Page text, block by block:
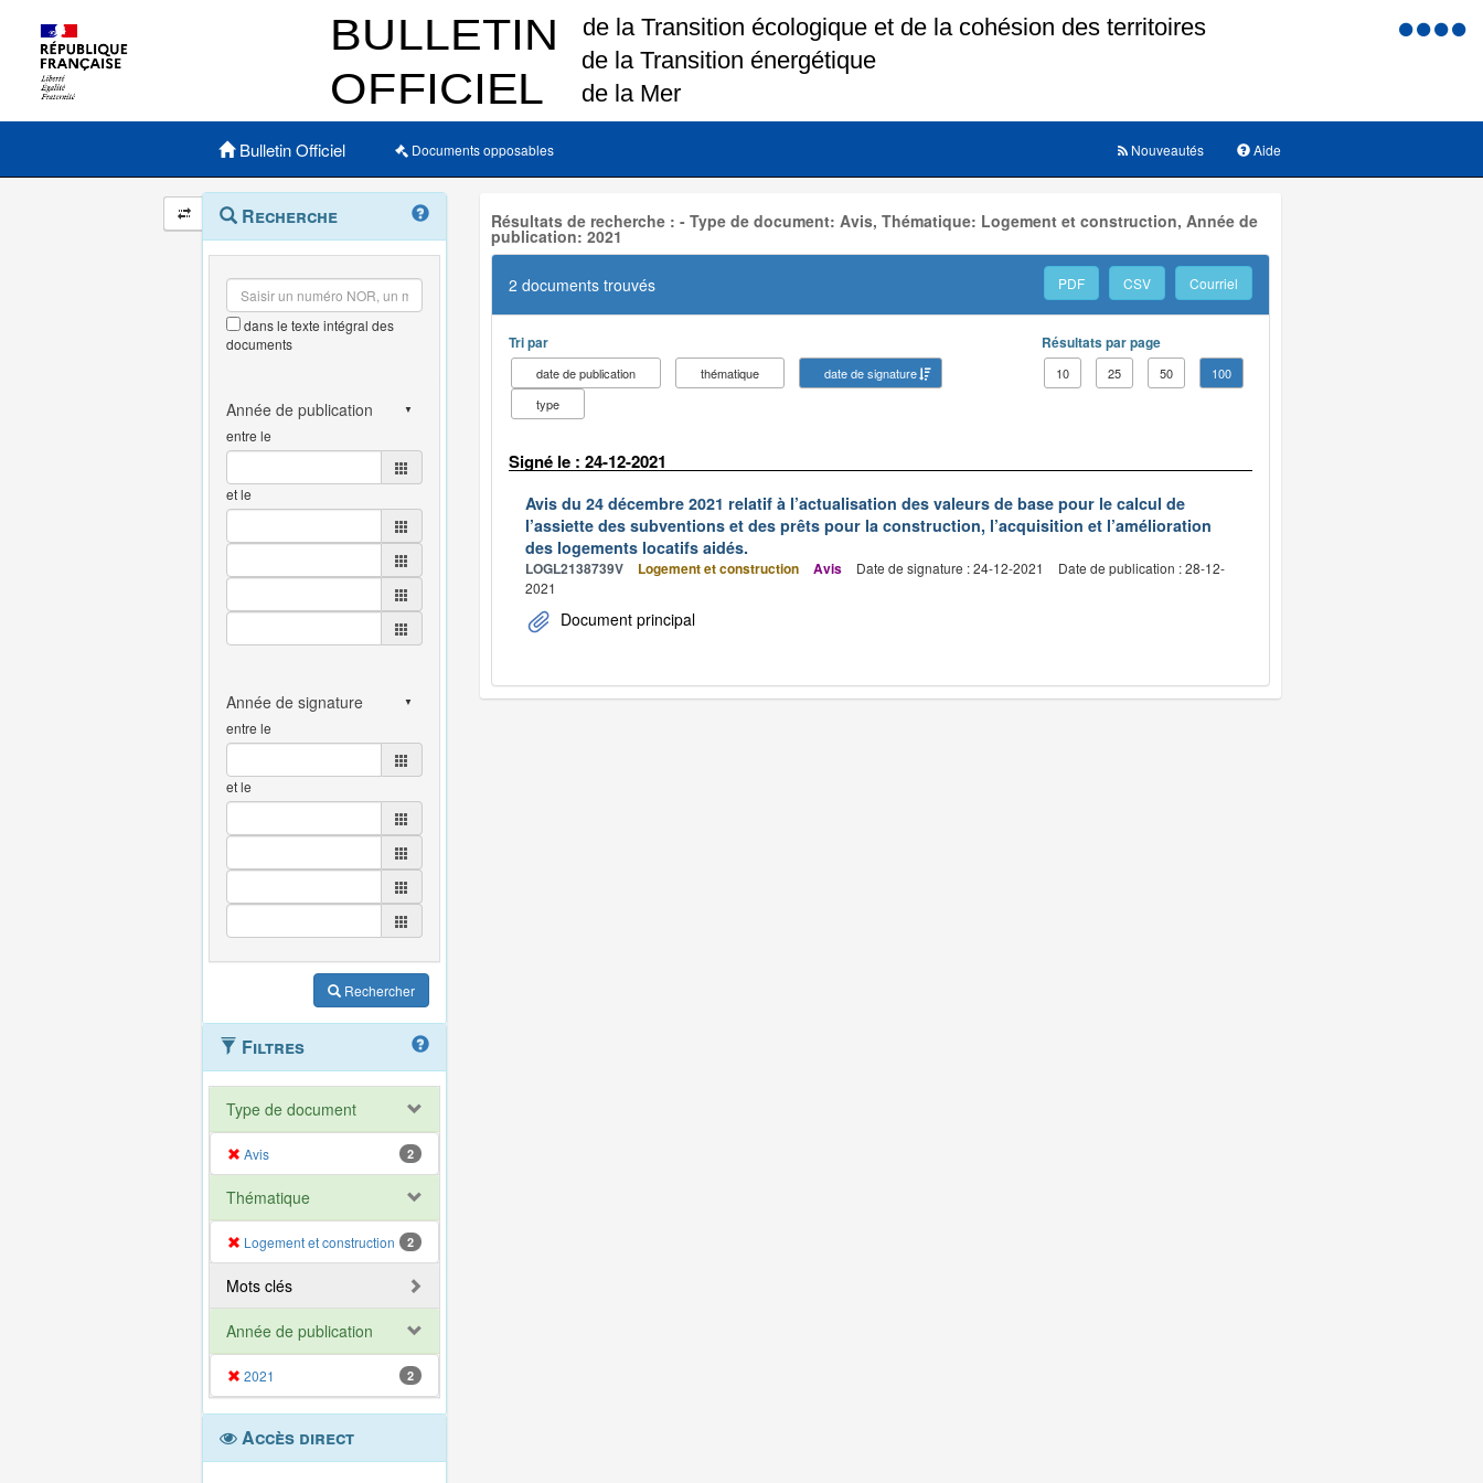
Menu
Menu principal
Bulletin Officiel Documents opposables Aide
Nouveautés
Navigation
et
outils
annexes
Menu
contextuel
Recherche
dans le texte intégral des
documents
entre le
et le
entre le
et le
Rechercher
Filtres
Type de document
Avis 2
Thématique
Logement et construction 2
Mots clés
Année de publication
2021 2
Accès direct
Résultats de recherche : - Type de document: Avis, Thématique: Logement et construction, Année de
publication: 2021
2 documents trouvés PDF CSV Courriel
Tri par
date de publication thématique
date de signature
type
Résultats par page
10 25 50 100
Signé le : 24-12-2021
Avis du 24 décembre 2021 relatif à l’actualisation des valeurs de base pour le calcul de
l’assiette des subventions et des prêts pour la construction, l’acquisition et l’amélioration
des logements locatifs aidés.
LOGL2138739V Logement et construction Avis Date de signature : 24-12-2021
Date de publication : 28-12-
2021
Document principal